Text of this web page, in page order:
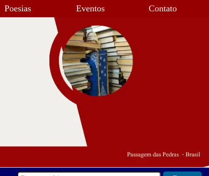
Poesias Eventos Contato